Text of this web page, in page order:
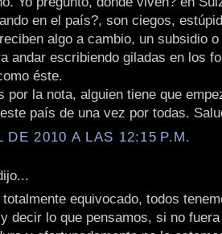
en el país?, son ciegos,
algo a cambio, un subsidio o
andar escribiendo giladas en los
éste.
por la nota, alguien tiene que
país de una vez por todas.
DE 2010 A LAS 12:15 P.M.
equivocado, todos
decir lo que pensamos, si no